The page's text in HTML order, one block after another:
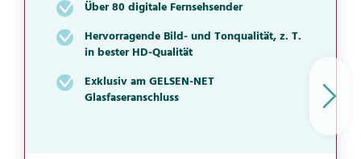
Über 80 digitale Fernsehsender
Hervorragende Bild- und Tonqualität, z. T.
in bester HD-Qualität
Exklusiv am GELSEN-NET
Glasfaseranschluss